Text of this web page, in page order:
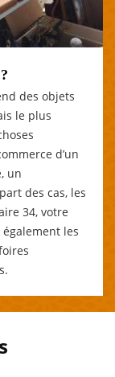
des objets
le plus
d’un
un
des cas, les
34, votre
les